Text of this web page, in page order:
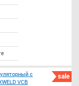
sale
с
VCB